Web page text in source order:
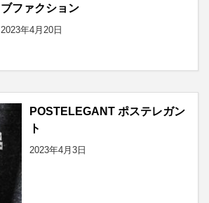
ブファクション
2023年4月20日
POSTELEGANT ポステレガン
ト
2023年4月3日